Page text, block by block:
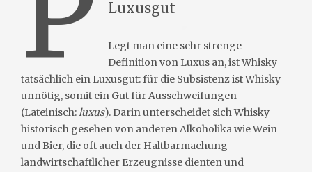
Luxusgut
Legt man eine sehr strenge
Definition von Luxus an, ist Whisky
tatsächlich ein Luxusgut: für die Subsistenz ist Whisky
unnötig, somit ein Gut für Ausschweifungen
(Lateinisch:luxus). Darin unterscheidet sich Whisky
historisch gesehen von anderen Alkoholika wie Wein
und Bier, die oft auch der Haltbarmachung
landwirtschaftlicher Erzeugnisse dienten und